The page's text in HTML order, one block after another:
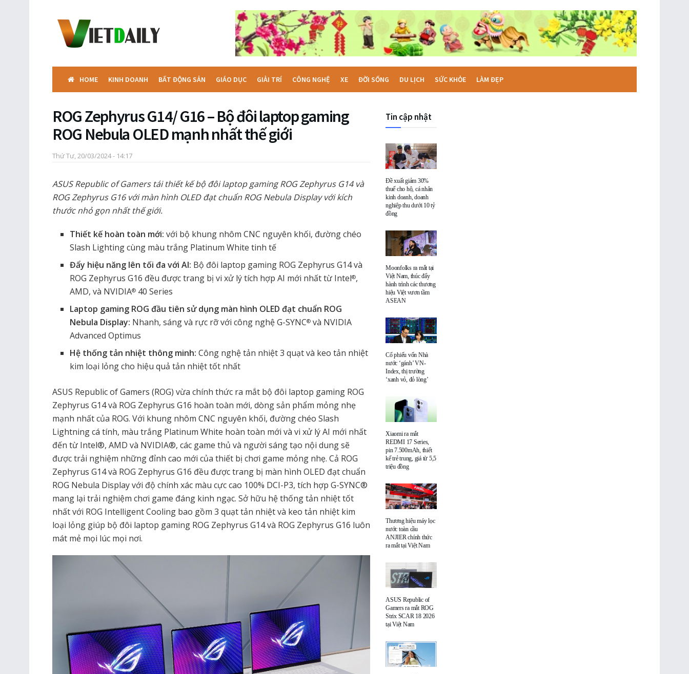
HOME KINH DOANH BẤT ĐỘNG SẢN GIÁO DỤC GIẢI TRÍ CÔNG NGHỆ XE ĐỜI SỐNG DU LỊCH SỨC KHỎE LÀM ĐẸP
ROG Zephyrus G14/ G16 – Bộ đôi laptop gaming
ROG Nebula OLED mạnh nhất thế giới
Thứ Tư, 20/03/2024 - 14:17
ASUS Republic of Gamers tái thiết kế bộ đôi laptop gaming ROG Zephyrus G14 và
ROG Zephyrus G16 với màn hình OLED đạt chuẩn ROG Nebula Display với kích
thước nhỏ gọn nhất thế giới.
Thiết kế hoàn toàn mới: với bộ khung nhôm CNC nguyên khối, đường chéo
Slash Lighting cùng màu trắng Platinum White tinh tế
Đẩy hiệu năng lên tối đa với AI: Bộ đôi laptop gaming ROG Zephyrus G14 và
ROG Zephyrus G16 đều được trang bị vi xử lý tích hợp AI mới nhất từ Intel®,
AMD, và NVIDIA® 40 Series
Laptop gaming ROG đầu tiên sử dụng màn hình OLED đạt chuẩn ROG
Nebula Display: Nhanh, sáng và rực rỡ với công nghệ G-SYNC® và NVIDIA
Advanced Optimus
Hệ thống tản nhiệt thông minh: Công nghệ tản nhiệt 3 quạt và keo tản nhiệt
kim loại lỏng cho hiệu quả tản nhiệt tốt nhất
ASUS Republic of Gamers (ROG) vừa chính thức ra mắt bộ đôi laptop gaming ROG
Zephyrus G14 và ROG Zephyrus G16 hoàn toàn mới, dòng sản phẩm mỏng nhẹ
mạnh nhất của ROG. Với khung nhôm CNC nguyên khối, đường chéo Slash
Lightning cá tính, màu trắng Platinum White hoàn toàn mới và vi xử lý AI mới nhất
đến từ Intel®, AMD và NVIDIA®, các game thủ và người sáng tạo nội dung sẽ
được trải nghiệm những đỉnh cao mới của thiết bị chơi game mỏng nhẹ. Cả ROG
Zephyrus G14 và ROG Zephyrus G16 đều được trang bị màn hình OLED đạt chuẩn
ROG Nebula Display với độ chính xác màu cực cao 100% DCI-P3, tích hợp G-SYNC®
mang lại trải nghiệm chơi game đáng kinh ngạc. Sở hữu hệ thống tản nhiệt tốt
nhất với ROG Intelligent Cooling bao gồm 3 quạt tản nhiệt và keo tản nhiệt kim
loại lỏng giúp bộ đôi laptop gaming ROG Zephyrus G14 và ROG Zephyrus G16 luôn
mát mẻ mọi lúc mọi nơi.
Tin cập nhật
Đề xuất giảm 30%
thuế cho hộ, cá nhân
kinh doanh, doanh
nghiệp thu dưới 10 tỷ
đồng
Moonfolks ra mắt tại
Việt Nam, thúc đẩy
hành trình các thương
hiệu Việt vươn tầm
ASEAN
Cổ phiếu vốn Nhà
nước ‘gánh’ VN-
Index, thị trường
‘xanh vỏ, đỏ lòng’
Xiaomi ra mắt
REDMI 17 Series,
pin 7.500mAh, thiết
kế trẻ trung, giá từ 5,5
triệu đồng
Thương hiệu máy lọc
nước toàn cầu
ANJIER chính thức
ra mắt tại Việt Nam
ASUS Republic of
Gamers ra mắt ROG
Strix SCAR 18 2026
tại Việt Nam